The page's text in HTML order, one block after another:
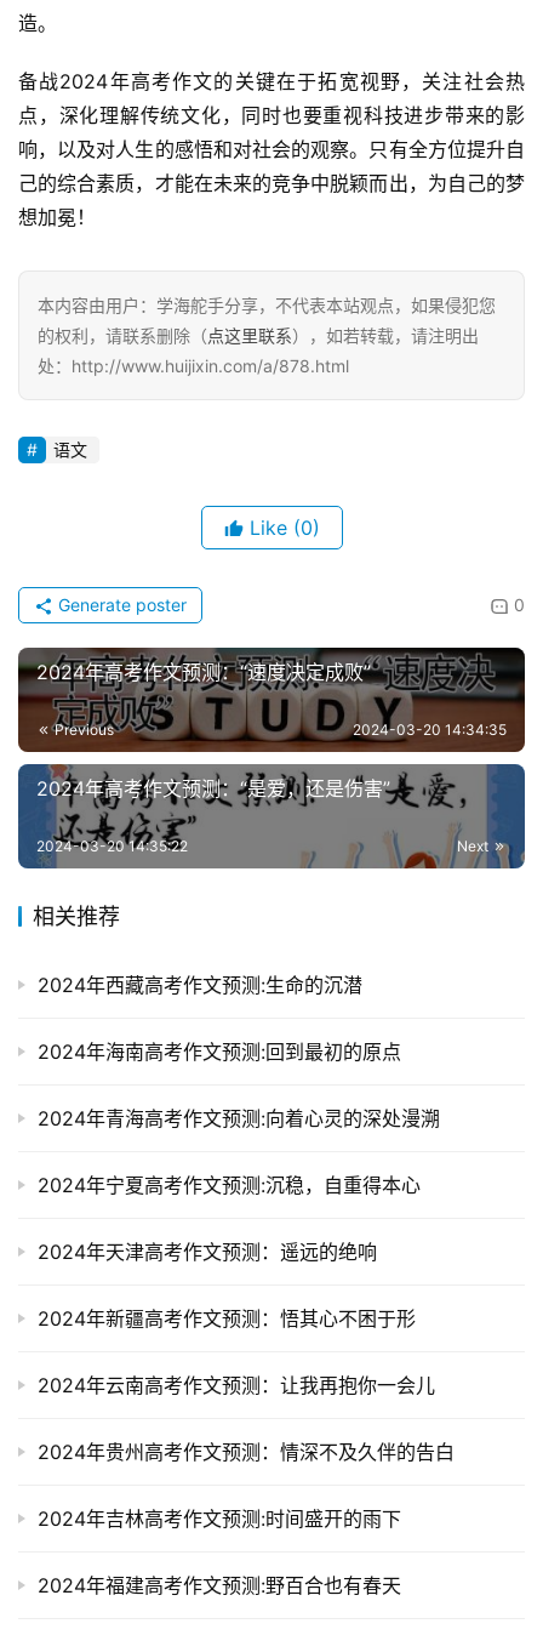
造。
备战2024年高考作文的关键在于拓宽视野，关注社会热
点，深化理解传统文化，同时也要重视科技进步带来的影
响，以及对人生的感悟和对社会的观察。只有全方位提升自
己的综合素质，才能在未来的竞争中脱颖而出，为自己的梦
想加冕！
本内容由用户：学海舵手分享，不代表本站观点，如果侵犯您
的权利，请联系删除（点这里联系），如若转载，请注明出
处：http://www.huijixin.com/a/878.html
语文
Like (0)
0
Generate poster
2024年高考作文预测：“速度决定成败”
Previous 2024-03-20 14:34:35
2024年高考作文预测：“是爱，还是伤害”
Next
2024-03-20 14:35:22
相关推荐
2024年西藏高考作文预测:生命的沉潜
2024年海南高考作文预测:回到最初的原点
2024年青海高考作文预测:向着心灵的深处漫溯
2024年宁夏高考作文预测:沉稳，自重得本心
2024年天津高考作文预测：遥远的绝响
2024年新疆高考作文预测：悟其心不困于形
2024年云南高考作文预测：让我再抱你一会儿
2024年贵州高考作文预测：情深不及久伴的告白
2024年吉林高考作文预测:时间盛开的雨下
2024年福建高考作文预测:野百合也有春天